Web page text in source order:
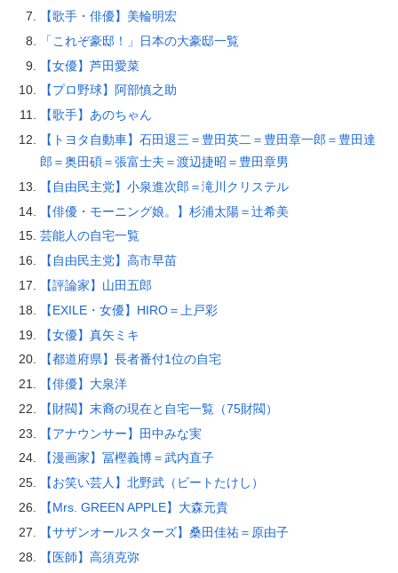
【歌手・俳優】美輪明宏
「これぞ豪邸！」日本の大豪邸一覧
【女優】芦田愛菜
【プロ野球】阿部慎之助
【歌手】あのちゃん
【トヨタ自動車】石田退三＝豊田英二＝豊田章一郎＝豊田達
郎＝奥田碩＝張富士夫＝渡辺捷昭＝豊田章男
【自由民主党】小泉進次郎＝滝川クリステル
【俳優・モーニング娘。】杉浦太陽＝辻希美
芸能人の自宅一覧
【自由民主党】高市早苗
【評論家】山田五郎
【EXILE・女優】HIRO＝上戸彩
【女優】真矢ミキ
【都道府県】長者番付1位の自宅
【俳優】大泉洋
【財閥】末裔の現在と自宅一覧（75財閥）
【アナウンサー】田中みな実
【漫画家】冨樫義博＝武内直子
【お笑い芸人】北野武（ビートたけし）
【Mrs. GREEN APPLE】大森元貴
【サザンオールスターズ】桑田佳祐＝原由子
【医師】高須克弥